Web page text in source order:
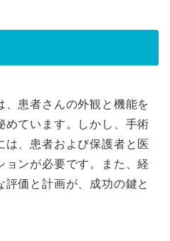
、患者さんの外観と機能を
めています。しかし、手術
は、患者および保護者と医
ョンが必要です。また、経
価と計画が、成功の鍵と